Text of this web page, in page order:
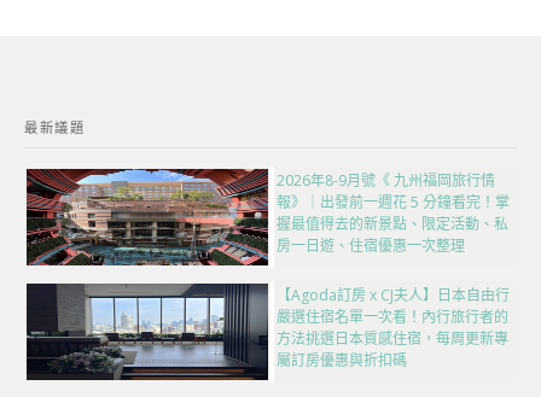
最新議題
2026年8-9月號《 九州福岡旅行情
報》｜出發前一週花 5 分鐘看完！掌
握最值得去的新景點、限定活動、私
房一日遊、住宿優惠一次整理
【Agoda訂房 x CJ夫人】日本自由行
嚴選住宿名單一次看！內行旅行者的
方法挑選日本質感住宿，每周更新專
屬訂房優惠與折扣碼